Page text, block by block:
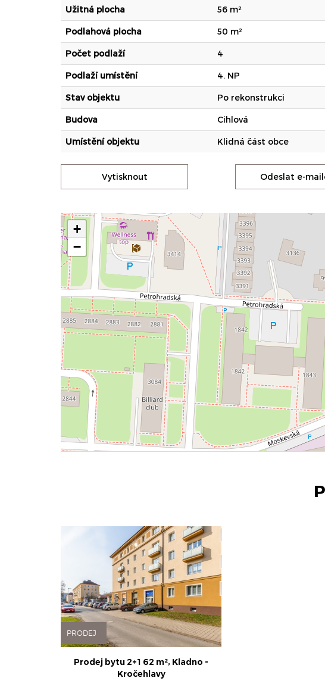
Užitná plocha 56 m²
Podlahová plocha 50 m²
Počet podlaží 4
Podlaží umístění 4. NP
Stav objektu Po rekonstrukci
Budova Cihlová
Umístění objektu Klidná část obce
Vytisknout Odeslat e-
+
−
PRODEJ
Prodej bytu 2+1 62 m², Kladno -
Kročehlavy